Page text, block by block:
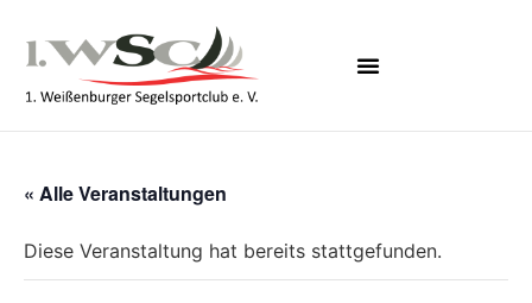
« Alle Veranstaltungen
Diese Veranstaltung hat bereits stattgefunden.